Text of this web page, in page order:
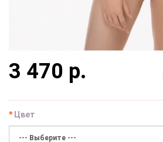
3 470 р.
Цвет